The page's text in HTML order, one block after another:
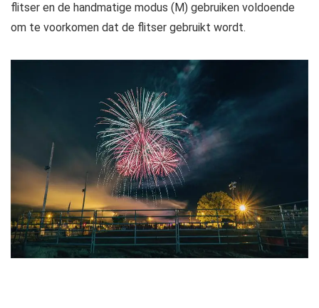
flitser en de handmatige modus (M) gebruiken voldoende
om te voorkomen dat de flitser gebruikt wordt.